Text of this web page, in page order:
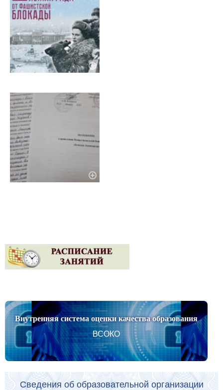
Внутренняя система оценки качества образования
ВСОКО
Сведения об образовательной организации